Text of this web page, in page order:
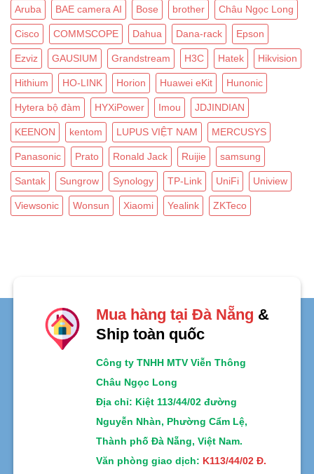
Aruba BAE camera AI Bose brother Châu Ngọc Long
Cisco COMMSCOPE Dahua Dana-rack Epson
Ezviz GAUSIUM Grandstream H3C Hatek Hikvision
Hithium HO-LINK Horion Huawei eKit Hunonic
Hytera bộ đàm HYXiPower Imou JDJINDIAN
KEENON kentom LUPUS VIỆT NAM MERCUSYS
Panasonic Prato Ronald Jack Ruijie samsung
Santak Sungrow Synology TP-Link UniFi Uniview
Viewsonic Wonsun Xiaomi Yealink ZKTeco
Mua hàng tại Đà Nẵng &
Ship toàn quốc
Công ty TNHH MTV Viễn Thông
Châu Ngọc Long
Địa chỉ: Kiệt 113/44/02 đường
Nguyễn Nhàn, Phường Cẩm Lệ,
Thành phố Đà Nẵng, Việt Nam.
Văn phòng giao dịch: K113/44/02 Đ.